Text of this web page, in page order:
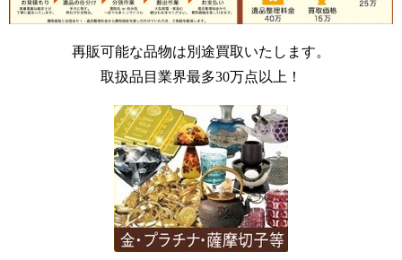
再販可能な品物は別途買取いたします。
取扱品目業界最多30万点以上！